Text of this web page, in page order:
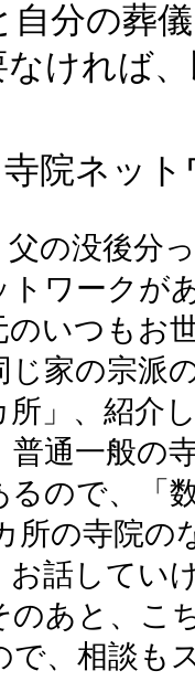
自分の葬
なければ
院ネット
の没後分
トワーク
いつもお
じ家の宗派
所」、紹
通一般の
るので、「
の寺院の
お話して
あと、こ
で、相談も